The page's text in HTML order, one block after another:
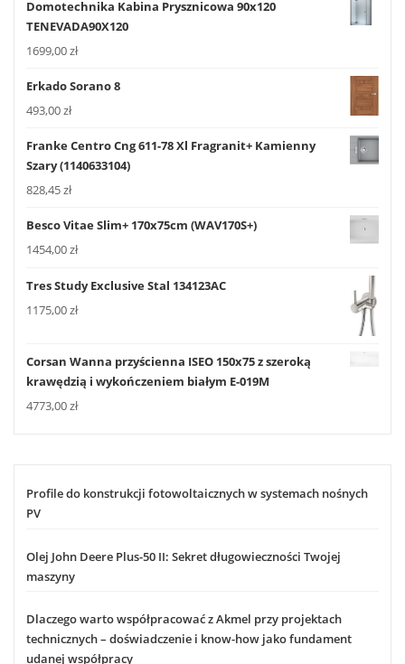
Domotechnika Kabina Prysznicowa 90x120
TENEVADA90X120
1699,00zł
Erkado Sorano 8
493,00zł
Franke Centro Cng 611-78 Xl Fragranit+ Kamienny
Szary (1140633104)
828,45zł
Besco Vitae Slim+ 170x75cm (WAV170S+)
1454,00zł
Tres Study Exclusive Stal 134123AC
1175,00zł
Corsan Wanna przyścienna ISEO 150x75 z szeroką
krawędzią i wykończeniem białym E-019M
4773,00zł
Profile do konstrukcji fotowoltaicznych w systemach nośnych
PV
Olej John Deere Plus-50 II: Sekret długowieczności Twojej
maszyny
Dlaczego warto współpracować z Akmel przy projektach
technicznych – doświadczenie i know-how jako fundament
udanej współpracy